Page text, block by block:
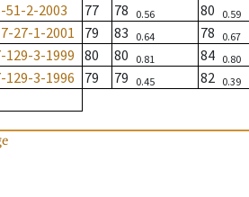
51-2-2003 77 78 0.56 80 0.59
27-1-2001 79 83 0.64 78 0.67
129-3-1999 80 80 0.81 84 0.80
129-3-1996 79 79 0.45 82 0.39